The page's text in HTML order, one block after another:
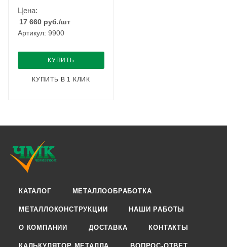
Цена:
17 660 руб./шт
Артикул: 9900
КУПИТЬ
КУПИТЬ В 1 КЛИК
КАТАЛОГ МЕТАЛЛООБРАБОТКА
МЕТАЛЛОКОНСТРУКЦИИ НАШИ РАБОТЫ
О КОМПАНИИ ДОСТАВКА КОНТАКТЫ